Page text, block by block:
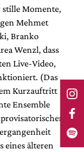
Momente,
Mehmet
Branko
Wenzl, dass
Live-Video,
(Das
Kurzauftritt
Ensemble
eines älteren